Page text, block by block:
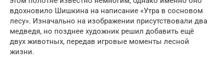
вдохновило Шишкина на написание «Утра в сосновом
лесу». Изначально на изображении присутствовали два
медведя, но позднее художник решил добавить ещё
двух животных, передав игровые моменты лесной
жизни.